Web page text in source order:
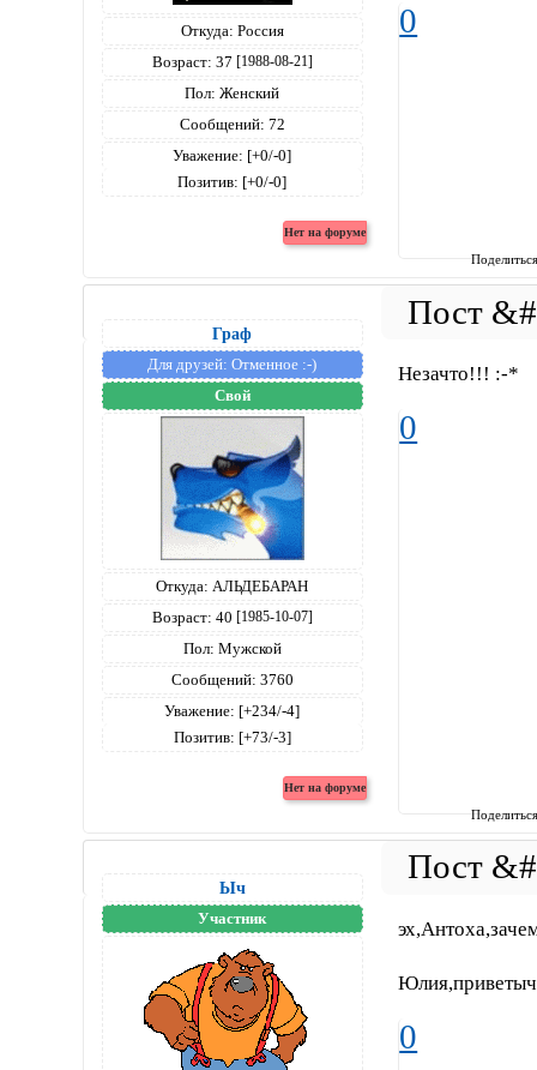
Откуда: Россия
Возраст: 37 [1988-08-21]
Пол: Женский
Сообщений: 72
Уважение: [+0/-0]
Позитив: [+0/-0]
0
Граф
Для друзей: Отменное :-)
Свой
Откуда: АЛЬДЕБАРАН
Возраст: 40 [1985-10-07]
Пол: Мужской
Сообщений: 3760
Уважение: [+234/-4]
Позитив: [+73/-3]
Незачто!!! :-*
0
Ыч
Участник
0